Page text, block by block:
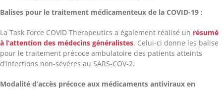
Balises pour le traitement médicamenteux de la COVID-19 :
La Task Force COVID Therapeutics a également réalisé un résumé
à l’attention des médecins généralistes. Celui-ci donne les balise
pour le traitement précoce ambulatoire des patients atteints
d’infections non-sévères au SARS-COV-2.
Modalité d’accès précoce aux médicaments antiviraux en